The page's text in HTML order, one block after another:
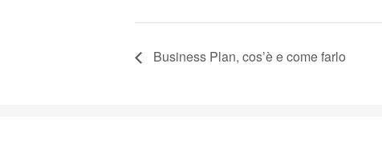
Business Plan, cos’è e come farlo